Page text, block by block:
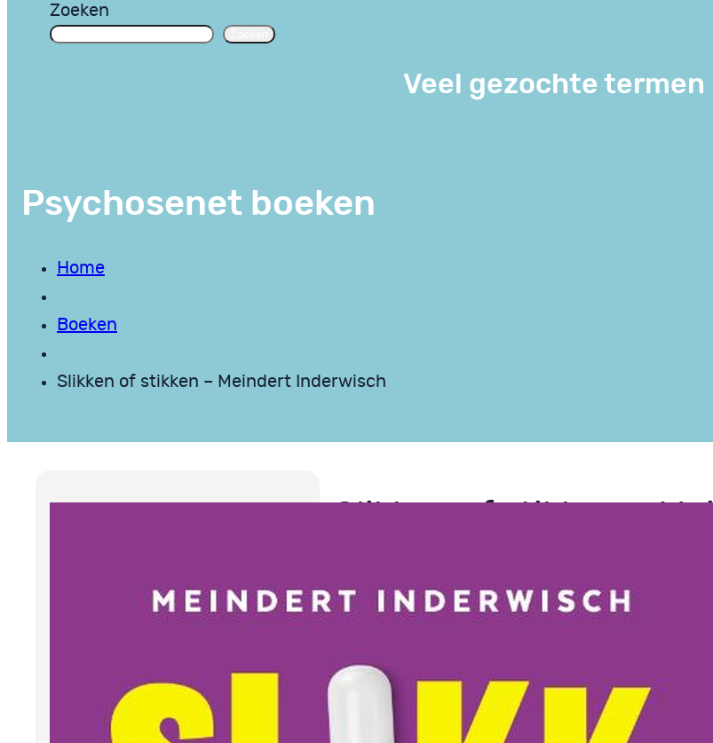
Zoeken
Veel gezochte termen
Psychosenet boeken
Home
Boeken
Slikken of stikken – Meindert Inderwisch
Slikken of stikken –
Meindert Inderwisch schreef het boek
stierven de afgelopen jaren
verslaving aan pijnstillers (opiaten). Ook in
kalmeringstabletten de oorzaak van veel